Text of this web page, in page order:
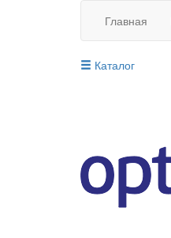
Главная
Каталог